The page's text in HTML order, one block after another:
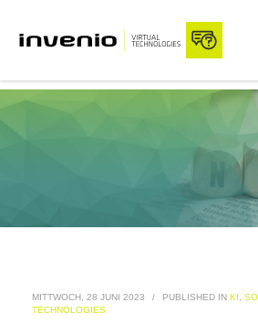
MITTWOCH, 28 JUNI 2023 / PUBLISHED IN KI
TECHNOLOGIES